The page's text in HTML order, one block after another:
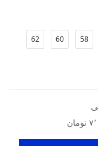
58
60
62